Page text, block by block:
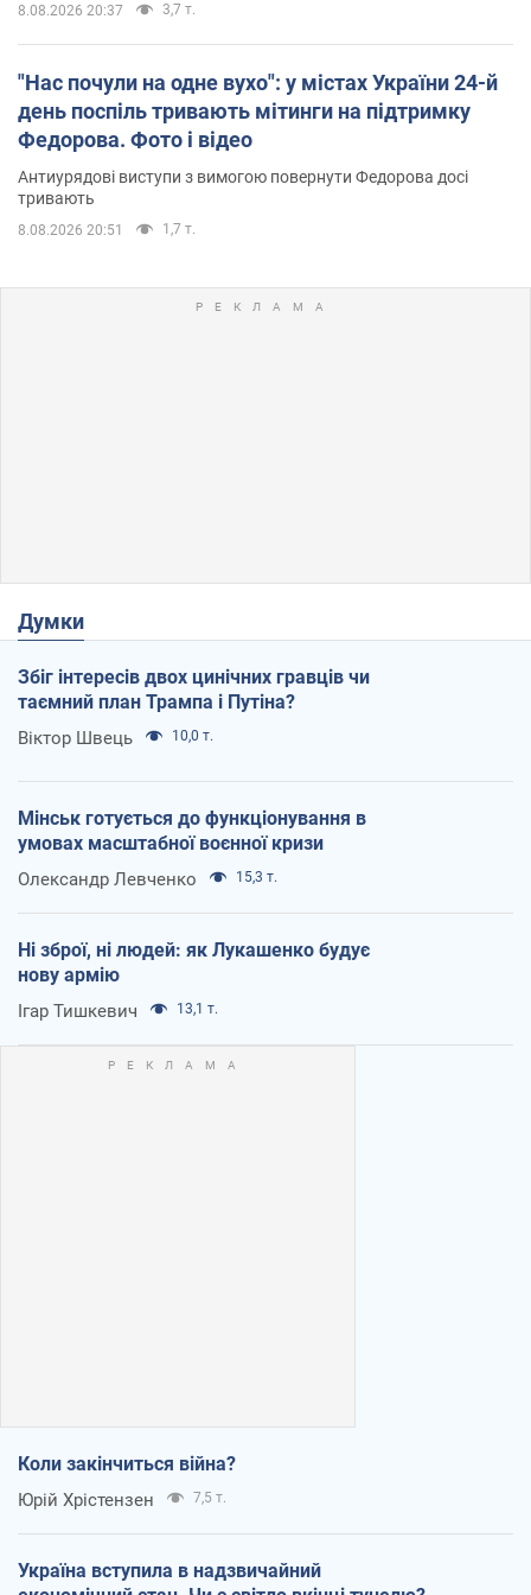
8.08.2026 20:37 3,7 т.
"Нас почули на одне вухо": у містах України 24-й
день поспіль тривають мітинги на підтримку
Федорова. Фото і відео
Антиурядові виступи з вимогою повернути Федорова досі
тривають
8.08.2026 20:51 1,7 т.
Думки
Збіг інтересів двох цинічних гравців чи
таємний план Трампа і Путіна?
Віктор Швець 10,0 т.
Мінськ готується до функціонування в
умовах масштабної воєнної кризи
Олександр Левченко 15,3 т.
Ні зброї, ні людей: як Лукашенко будує
нову армію
Ігар Тишкевич 13,1 т.
Коли закінчиться війна?
Юрій Хрістензен 7,5 т.
Україна вступила в надзвичайний